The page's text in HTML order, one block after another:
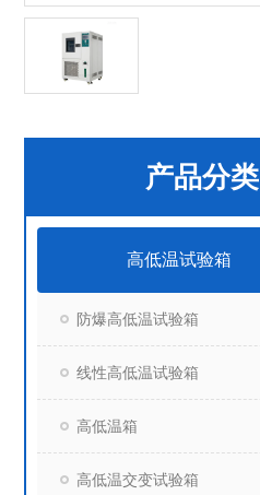
产品分类
高低温试验箱
防爆高低温试验箱
线性高低温试验箱
高低温箱
高低温交变试验箱